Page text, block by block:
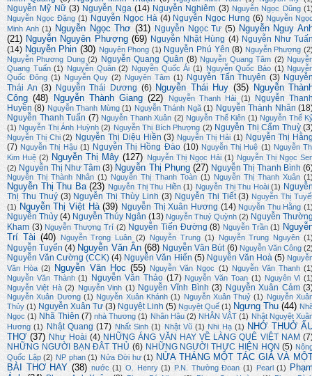
Nguyễn Mỹ Nữ (3) Nguyễn Nga (14) Nguyễn Nghiêm (3) Nguyễn Ngọc Dũng
Nguyễn Ngọc Đặng (1) Nguyễn Ngọc Hà (4) Nguyễn Ngọc Hưng (6) Nguyễn
Minh Anh (1) Nguyễn Ngọc Thơ (31) Nguyễn Ngọc Tư (5) Nguyễn Nguy
(21) Nguyễn Nguyên Phượng (69) Nguyễn Nhật Hùng (4) Nguyễn Như
(14) Nguyễn Phin (30) Nguyên Phong (1) Nguyễn Phú Yên (8) Nguyễn Phượng
Nguyễn Phương Dung (2) Nguyễn Quang Quân (8) Nguyễn Quang Tâm (2)
Quang Tuấn (1) Nguyễn Quân (2) Nguyễn Quốc Ái (1) Nguyễn Quốc Bảo (1)
Quốc Đông (1) Nguyễn Quy (2) Nguyên Tâm (1) Nguyễn Tấn Thuyên (3)
Thái An (3) Nguyễn Thái Dương (6) Nguyễn Thái Huy (35)
Nguyễn
Công (48) Nguyễn Thành Giang (22) Nguyễn Thanh Hải (1)
Nguyễn
Huyền (8) Nguyễn Thanh Mừng (1) Nguyễn Thánh Ngã (1) Nguyễn Thành Nhân
Nguyễn Thanh Tuấn (7) Nguyễn Thanh Xuân (2) Nguyễn Thế Kiên (1) Nguyễn Thế
(1) Nguyễn Thị Ánh Huỳnh (2) Nguyễn Thị Bích Phượng (2) Nguyễn Thị Cẩm Thuỳ
Nguyễn Thị Chi (2) Nguyễn Thị Diệu Hiền (3) Nguyễn Thị Hải (1) Nguyễn Thị
(7) Nguyễn Thị Hậu (1) Nguyễn Thị Hồng Đào (10) Nguyễn Thị Huệ (1) Nguyễn
Kim Huệ (2) Nguyễn Thị Mây (127) Nguyễn Thị Ngọc Hải (1) Nguyễn Thị Ngọc
(2) Nguyễn Thị Như Tâm (3) Nguyễn Thị Phụng (27) Nguyễn Thị Thanh Bình
Nguyễn Thị Thành Nhân (1) Nguyễn Thị Thanh Toàn (1) Nguyễn Thị Thanh Xuân
Nguyễn Thị Thu Ba (23) Nguyễn Thị Thu Hiền (1) Nguyễn Thị Thu Hoài (1)
Thị Thu Thuý (3) Nguyễn Thị Thùy Linh (3) Nguyễn Thị Tiết (3) Nguyễn Thị
(1) Nguyễn Thị Việt Hà (39) Nguyễn Thị Xuân Hương (14) Nguyễn Thu Hằng
Nguyễn Thủy (4) Nguyễn Thúy Ngân (13) Nguyễn Thuý Quỳnh (2) Nguyễn
Kham (3) Nguyễn Thượng Trí (2) Nguyễn Tiến Đường (8) Nguyễn Trần (1)
Trí Tài (40) Nguyễn Trọng Luân (2) Nguyễn Trung (1) Nguyễn Trung Nguyên
Nguyễn Tuyển (4) Nguyễn Văn Ân (68) Nguyễn Văn Bút (6) Nguyễn Văn Công
Nguyễn Văn Cường (CCK) (4) Nguyễn Văn Hiến (5) Nguyễn Văn Hoà (5)
Văn Hòa (2) Nguyễn Văn Học (55) Nguyễn Văn Ngọc (1) Nguyễn Văn Thanh
Nguyễn Văn Thành (1) Nguyễn Văn Thảo (17) Nguyễn Văn Toan (1) Nguyên Vi
Nguyễn Việt Hà (2) Nguyễn Vinh (1) Nguyễn Vĩnh Bình (3) Nguyễn Xuân Cảm
Nguyễn Xuân Dương (1) Nguyễn Xuân Khánh (1) Nguyễn Xuân Thuỷ (1) Nguyễn
Thủy (1) Nguyễn Xuân Tư (3) Nguyệt Linh (5) Nguyệt Quế (1) Ngưng Thu (44)
Ngọc (1) Nhã Thiên (7) nhà Thương (1) Nhân Hậu (2) NHÂN VẬT (1) Nhật Nguyệt
Hương (1) Nhật Quang (17) Nhất Sinh (1) Nhật Vũ (1) Nhi Hạ (1) NHỚ THUỞ
THƠ (37) Như Hoài (4) NHỮNG ÁNG VĂN HAY VỀ LÀNG QUÊ VIỆT NAM
NHỮNG NGƯỜI BẠN ĐÂT THỦ (6) NHỮNG NGƯỜI THỰC HIỆN HQN (5)
Quốc Lập (2) NP phan (1) Nửa Đời hư (1) NỬA THÁNG MỘT TÁC GIẢ VÀ
BÀI THƠ HAY (38) nước (1) O. Henry (1) P.N. Thường Đoan (1) Pearl (1)